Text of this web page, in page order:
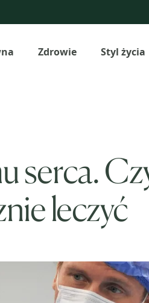
Zdrowie Styl życia
serca.
leczyć